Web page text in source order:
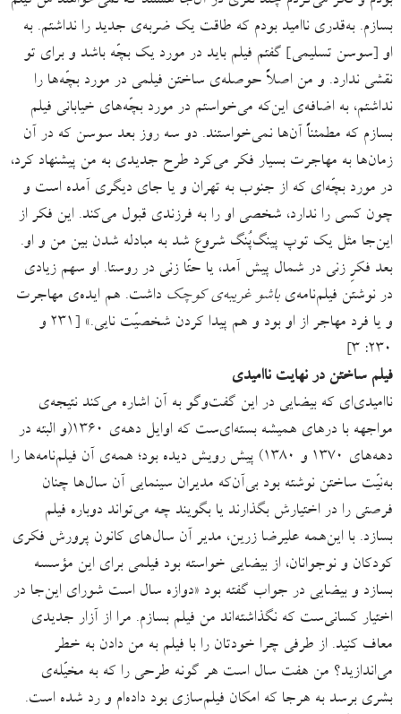
بسازم. به‌قدری ناامید بودم که طاقت یک ضربه‌ی جدید را نداشتم. به
او [سوسن تسلیمی] گفتم فیلم باید در مورد یک بچّه باشد و برای تو
نقشی ندارد. و من اصلاً حوصله‌ی ساختن فیلمی در مورد بچّه‌ها را
نداشتم، به اضافه‌ی این‌که می‌خواستم در مورد بچّه‌های خیابانی فیلم
بسازم که مطمئناً آن‌ها نمی‌خواستند. دو سه روز بعد سوسن که در آن
زمان‌ها به مهاجرت بسیار فکر می‌کرد طرح جدیدی به من پیشنهاد کرد،
در مورد بچّه‌ای که از جنوب به تهران و یا جای دیگری آمده است و
چون کسی را ندارد، شخصی او را به فرزندی قبول می‌کند. این فکر از
این‌جا مثل یک توپ پینگ‌پُنگ شروع شد به مبادله شدن بین من و او.
بعد فکرِ زنی در شمال پیش آمد، یا حتّا زنی در روستا. او سهم زیادی
در نوشتن فیلم‌نامه‌یباشو غریبه‌ی کوچک داشت. هم ایده‌ی مهاجرت
و یا فرد مهاجر از او بود و هم پیدا کردن شخصیّت نایی.» [۲۳۱ و
۲۳۰: ۳]
فیلم ساختن در نهایت ناامیدی
ناامیدی‌ای که بیضایی در این گفت‌وگو به آن اشاره می‌کند نتیجه‌ی
مواجهه با درهای همیشه بسته‌ای‌ست که اوایل دهه‌ی ۱۳۶۰(و البته در
دهه‌های ۱۳۷۰ و ۱۳۸۰) پیش رویش دیده بود؛ همه‌ی آن فیلم‌نامه‌‌ها را
به‌نیّت ساختن نوشته بود بی‌آن‌که مدیران سینمایی آن سال‌ها چنان
فرصتی را در اختیارش بگذارند یا بگویند چه می‌تواند دوباره فیلم
بسازد. با این‌همه علیرضا زرین، مدیر آن سال‌های کانون پرورش فکری
کودکان و نوجوانان، از بیضایی خواسته بود فیلمی برای این مؤسسه
بسازد و بیضایی در جواب گفته بود «دوازه سال است شورای این‌جا در
اختیار کسانی‌ست که نگذاشته‌اند من فیلم بسازم. مرا از آزار جدیدی
معاف کنید. از طرفی چرا خودتان را با فیلم به من دادن به خطر
می‌اندازید؟ من هفت سال است هر گونه طرحی را که به مخیّله‌ی
بشری برسد به هرجا که امکان فیلم‌سازی بود داده‌ام و رد شده است.